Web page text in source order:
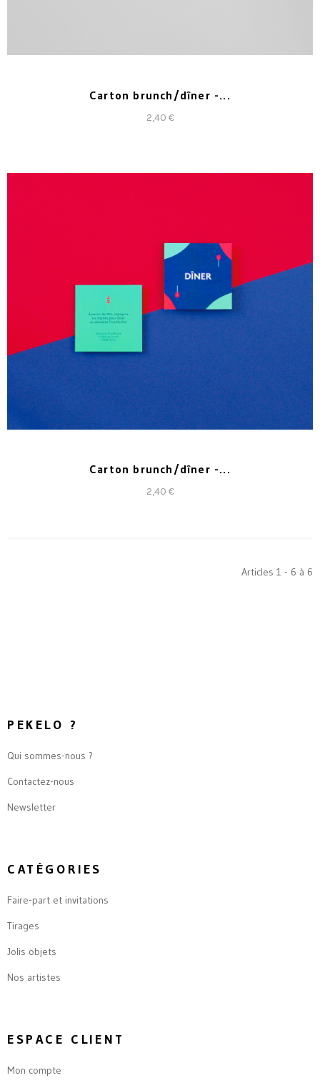
Carton brunch/dîner -...
2,40 €
Carton brunch/dîner -...
2,40 €
Articles 1 - 6 à 6
PEKELO ?
Qui sommes-nous ?
Contactez-nous
Newsletter
CATÉGORIES
Faire-part et invitations
Tirages
Jolis objets
Nos artistes
ESPACE CLIENT
Mon compte